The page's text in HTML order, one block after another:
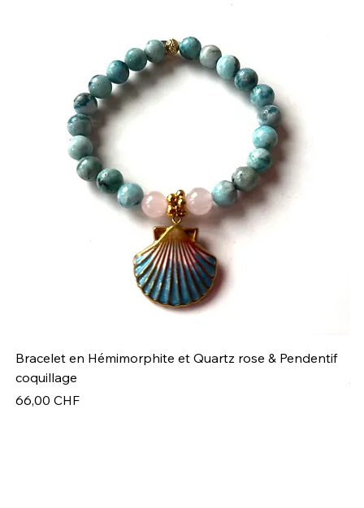
Bracelet en Hémimorphite et Quartz rose & Pendentif
coquillage
Prix
66,00 CHF